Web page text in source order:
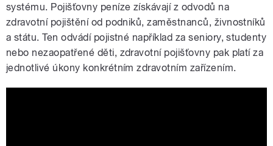
systému. Pojišťovny peníze získávají z odvodů na
zdravotní pojištění od podniků, zaměstnanců, živnostníků
a státu. Ten odvádí pojistné například za seniory, studenty
nebo nezaopatřené děti, zdravotní pojišťovny pak platí za
jednotlivé úkony konkrétním zdravotním zařízením.